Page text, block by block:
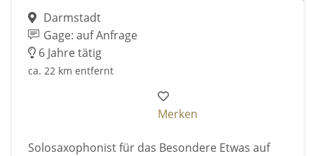
Darmstadt
Gage: auf Anfrage
6 Jahre tätig
ca. 22 km entfernt
Merken
Solosaxophonist für das Besondere Etwas auf